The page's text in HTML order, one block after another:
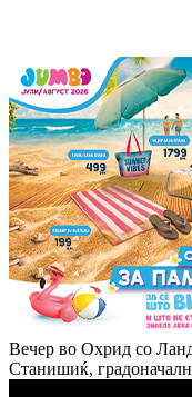
Вечер во Охрид со
Станишиќ,